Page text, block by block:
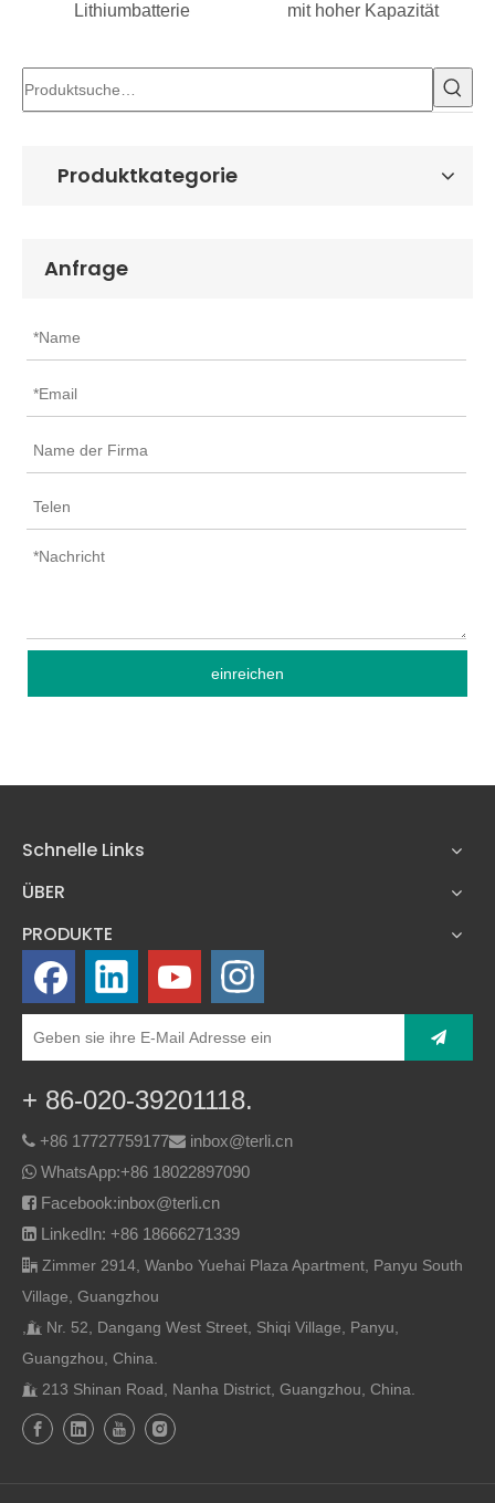
Lithiumbatterie
mit hoher Kapazität
Produktkategorie
Anfrage
einreichen
Schnelle Links
ÜBER
PRODUKTE
+ 86-020-39201118.
 +86 17727759177 inbox@terli.cn
 WhatsApp:+86 18022897090
 Facebook:inbox@terli.cn
 LinkedIn: +86 18666271339
 Zimmer 2914, Wanbo Yuehai Plaza Apartment, Panyu South
Village, Guangzhou
 Nr. 52, Dangang West Street, Shiqi Village, Panyu,
Guangzhou, China.
 213 Shinan Road, Nanha District, Guangzhou, China.